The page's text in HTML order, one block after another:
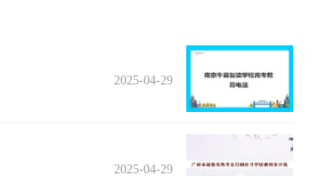
2025-04-29
2025-04-29